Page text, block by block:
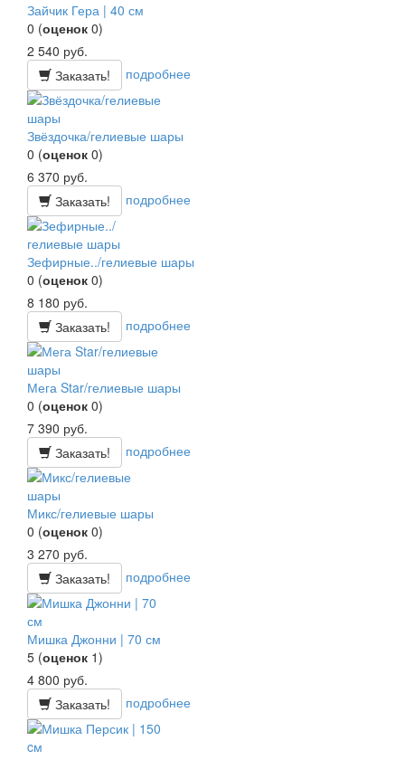
Зайчик Гера | 40 см
0 (оценок 0)
2 540 руб.
Заказать!
подробнее
Звёздочка/гелиевые шары
0 (оценок 0)
6 370 руб.
Заказать!
подробнее
Зефирные../гелиевые шары
0 (оценок 0)
8 180 руб.
Заказать!
подробнее
Мега Star/гелиевые шары
0 (оценок 0)
7 390 руб.
Заказать!
подробнее
Микс/гелиевые шары
0 (оценок 0)
3 270 руб.
Заказать!
подробнее
Мишка Джонни | 70 см
5 (оценок 1)
4 800 руб.
Заказать!
подробнее